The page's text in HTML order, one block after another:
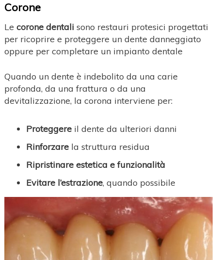
Corone
Le corone dentali sono restauri protesici progettati
per ricoprire e proteggere un dente danneggiato
oppure per completare un impianto dentale
Quando un dente è indebolito da una carie
profonda, da una frattura o da una
devitalizzazione, la corona interviene per:
Proteggereil dente da ulteriori danni
Rinforzarela struttura residua
Ripristinare estetica e funzionalità
Evitare l’estrazione, quando possibile